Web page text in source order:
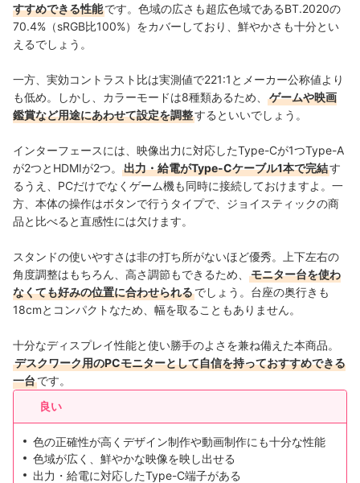
すすめできる性能です。⾊域の広さも超広⾊域であるBT.2020の
70.4%（sRGB比100%）をカバーしており、鮮やかさも⼗分とい
えるでしょう。
⼀⽅、実効コントラスト⽐は実測値で221:1とメーカー公称値より
も低め。しかし、カラーモードは8種類あるため、
ゲームや映画
鑑賞など⽤途にあわせて設定を調整するといいでしょう。
インターフェースには、映像出⼒に対応したType-Cが1つType-A
が2つとHDMIが2つ。
出⼒・給電がType-Cケーブル1本で完結す
るうえ、PCだけでなくゲーム機も同時に接続しておけますよ。⼀
⽅、本体の操作はボタンで⾏うタイプで、ジョイスティックの商
品と⽐べると直感性には⽋けます。
スタンドの使いやすさは⾮の打ち所がないほど優秀。上下左右の
⾓度調整はもちろん、⾼さ調節もできるため、
モニター台を使わ
なくても好みの位置に合わせられるでしょう。台座の奥⾏きも
18cmとコンパクトなため、幅を取ることもありません。
⼗分なディスプレイ性能と使い勝⼿のよさを兼ね備えた本商品。
デスクワーク⽤のPCモニターとして⾃信を持っておすすめできる
⼀台です。
良い
⾊の正確性が⾼くデザイン制作や動画制作にも⼗分な性能
⾊域が広く、鮮やかな映像を映し出せる
出⼒・給電に対応したType-C端⼦がある